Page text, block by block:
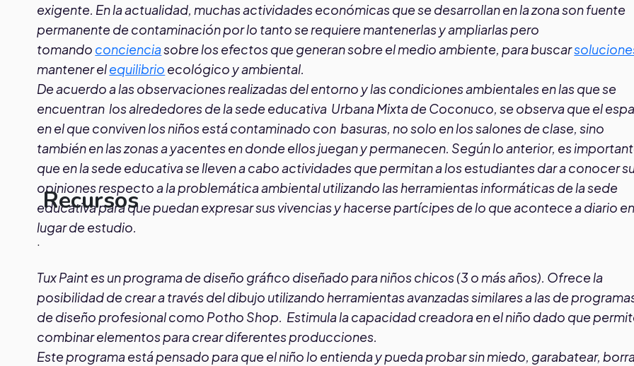
exigente. En la actualidad, muchas actividades económicas que se desarrollan en la zona son fuente
permanente de contaminación por lo tanto se requiere mantenerlas y ampliarlas pero
tomando concienciasobre los efectos que generan sobre el medio ambiente, para buscar
mantener elequilibrio ecológico y ambiental.
De acuerdo a las observaciones realizadas del entorno y las condiciones ambientales en las que se
encuentran los alrededores de la sede educativa Urbana Mixta de Coconuco, se observa que el
en el que conviven los niños está contaminado con basuras, no solo en los salones de clase, sino
también en las zonas a yacentes en donde ellos juegan y permanecen. Según lo anterior, es
que en la sede educativa se lleven a cabo actividades que permitan a los estudiantes dar a conocer
opiniones respecto a la problemática ambiental utilizando las herramientas informáticas de la sede
educativa para que puedan expresar sus vivencias y hacerse partícipes de lo que acontece a diario
lugar de estudio.
Recursos
.
Tux Paint es un programa de diseño gráfico diseñado para niños chicos (3 o más años). Ofrece la
posibilidad de crear a través del dibujo utilizando herramientas avanzadas similares a las de
de diseño profesional como Potho Shop. Estimula la capacidad creadora en el niño dado que
combinar elementos para crear diferentes producciones.
Este programa está pensado para que el niño lo entienda y pueda probar sin miedo, garabatear,